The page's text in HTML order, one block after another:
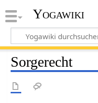
Yogawiki
Sorgerecht